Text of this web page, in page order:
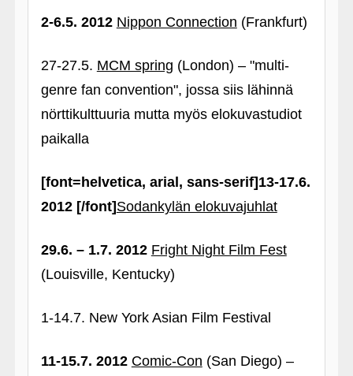
2-6.5. 2012 Nippon Connection (Frankfurt)
27-27.5. MCM spring (London) – "multi-
genre fan convention", jossa siis lähinnä
nörttikulttuuria mutta myös elokuvastudiot
paikalla
[font=helvetica, arial, sans-serif]13-17.6.
2012 [/font] Sodankylän elokuvajuhlat
29.6. – 1.7. 2012 Fright Night Film Fest
(Louisville, Kentucky)
1-14.7. New York Asian Film Festival
11-15.7. 2012 Comic-Con (San Diego) –